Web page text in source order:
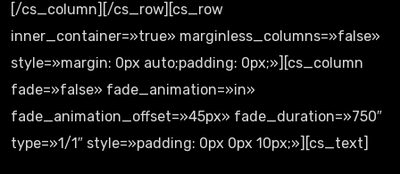
[/cs_column][/cs_row][cs_row
inner_container=»true» marginless_columns=»false»
style=»margin: 0px auto;padding: 0px;»][cs_column
fade=»false» fade_animation=»in»
fade_animation_offset=»45px» fade_duration=»750″
type=»1/1″ style=»padding: 0px 0px 10px;»][cs_text]